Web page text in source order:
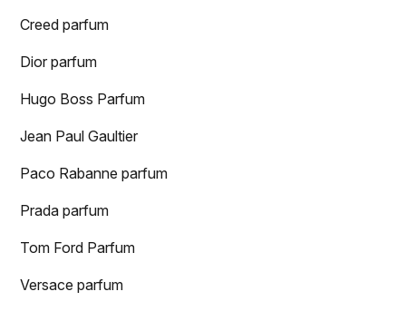
Creed parfum
Dior parfum
Hugo Boss Parfum
Jean Paul Gaultier
Paco Rabanne parfum
Prada parfum
Tom Ford Parfum
Versace parfum